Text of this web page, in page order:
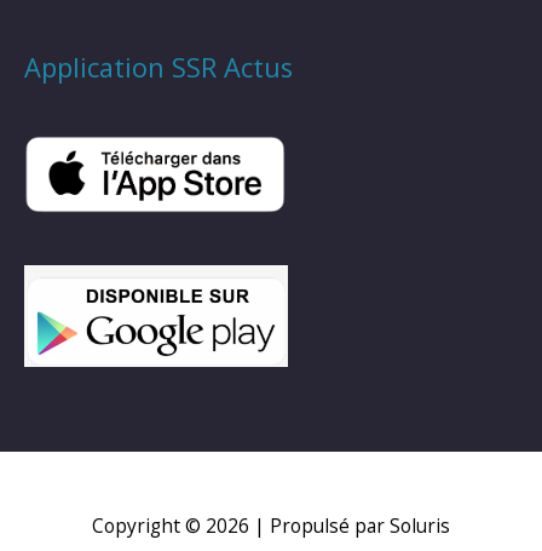
Application SSR Actus
Copyright © 2026 | Propulsé par Soluris